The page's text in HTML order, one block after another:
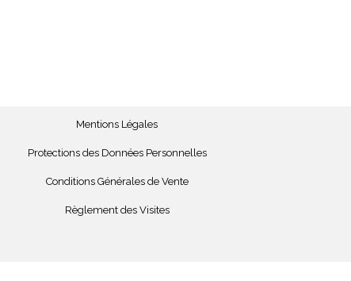
Mentions Légales
Protections des Données Personnelles
Conditions Générales de Vente
Règlement des Visites